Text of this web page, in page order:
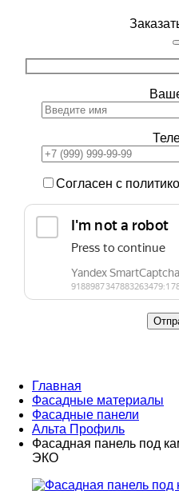
Согласен с
Главная
Фасадные материалы
Фасадные панели
Альта Профиль
Фасадная панель под
ЭКО